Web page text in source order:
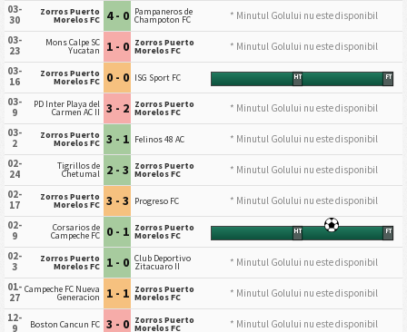
03-
30
Zorros Puerto
Morelos FC 4 - 0 Pampaneros de
Champoton FC
* Minutul Golului nu este disponibil
03-
23
Mons Calpe SC
Yucatan 1 - 0 Zorros Puerto
Morelos FC
* Minutul Golului nu este disponibil
03-
16
Zorros Puerto
Morelos FC 0 - 0 ISG Sport FC HT FT
03-
9
PD Inter Playa del
Carmen AC II 3 - 2 Zorros Puerto
Morelos FC
* Minutul Golului nu este disponibil
03-
2
Zorros Puerto
Morelos FC 3 - 1 Felinos 48 AC
* Minutul Golului nu este disponibil
02-
24
Tigrillos de
Chetumal 2 - 3 Zorros Puerto
Morelos FC
* Minutul Golului nu este disponibil
02-
17
Zorros Puerto
Morelos FC 3 - 3 Progreso FC
* Minutul Golului nu este disponibil
02-
9
Corsarios de
Campeche FC 0 - 1 Zorros Puerto
Morelos FC HT FT
02-
3
Zorros Puerto
Morelos FC 1 - 0 Club Deportivo
Zitacuaro II
* Minutul Golului nu este disponibil
01-
27
Campeche FC Nueva
Generacion 1 - 1 Zorros Puerto
Morelos FC
* Minutul Golului nu este disponibil
12-
9
Boston Cancun FC 3 - 0 Zorros Puerto
Morelos FC * Minutul Golului nu este disponibil